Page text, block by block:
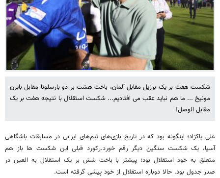
شکست هفت بر یک برزیل مقابل آلمان، باخت هشت بر دو بارسلونا مقابل بایرن
مونیخ ... ما هم نباید عقب می افتادیم... شکست استقلال با نتیجه هفت بر یک
مقابل الوصل!
علی پاکزاد؛ اینگونه بود که در تاریخ بازی‌های تیم‌های ایرانی در مسابقات باشگاهی
آسیا، یک شکست سنگین دیگر رقم خورد.رکورد قبلی این شکست ها باز هم
متعلق به خود استقلال بود؛ پیشتر با باخت شش بر یک استقلال به العین در
صدر جدول بود. حالا دوباره استقلال از خود پیشی گرفته است.